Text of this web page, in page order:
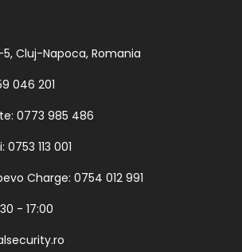
5, Cluj-Napoca, Romania
046 201
0773 985 486
113 001
Charge: 0754 012 991
- 17:00